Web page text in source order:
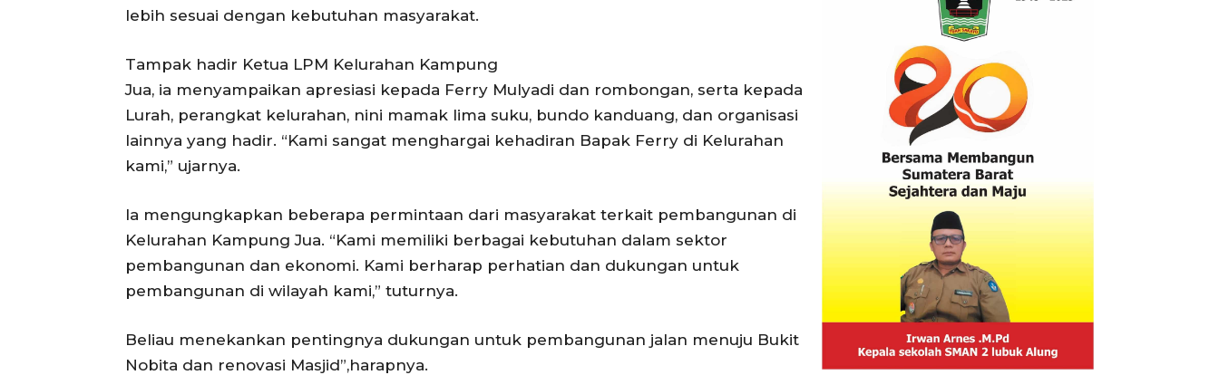
lebih sesuai dengan kebutuhan masyarakat.
Tampak hadir Ketua LPM Kelurahan Kampung
Jua, ia menyampaikan apresiasi kepada Ferry Mulyadi dan rombongan, serta kepada
Lurah, perangkat kelurahan, nini mamak lima suku, bundo kanduang, dan organisasi
lainnya yang hadir. “Kami sangat menghargai kehadiran Bapak Ferry di Kelurahan
kami,” ujarnya.
Ia mengungkapkan beberapa permintaan dari masyarakat terkait pembangunan di
Kelurahan Kampung Jua. “Kami memiliki berbagai kebutuhan dalam sektor
pembangunan dan ekonomi. Kami berharap perhatian dan dukungan untuk
pembangunan di wilayah kami,” tuturnya.
Beliau menekankan pentingnya dukungan untuk pembangunan jalan menuju Bukit
Nobita dan renovasi Masjid”,harapnya.